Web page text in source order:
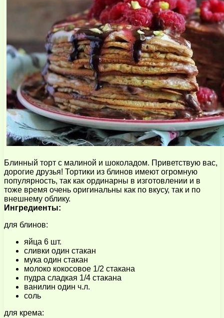
Блинный торт с малиной и шоколадом. Приветствую вас,
дорогие друзья! Тортики из блинов имеют огромную
популярность, так как ординарны в изготовлении и в
тоже время очень оригинальны как по вкусу, так и по
внешнему облику.
Ингредиенты:
для блинов:
яйца 6 шт.
сливки один стакан
мука один стакан
молоко кокосовое 1/2 стакана
пудра сладкая 1/4 стакана
ванилин один ч.л.
соль
для крема: